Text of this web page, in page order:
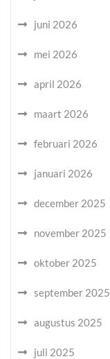
juni 2026
mei 2026
april 2026
maart 2026
februari 2026
januari 2026
december 2025
november 2025
oktober 2025
september 2025
augustus 2025
juli 2025